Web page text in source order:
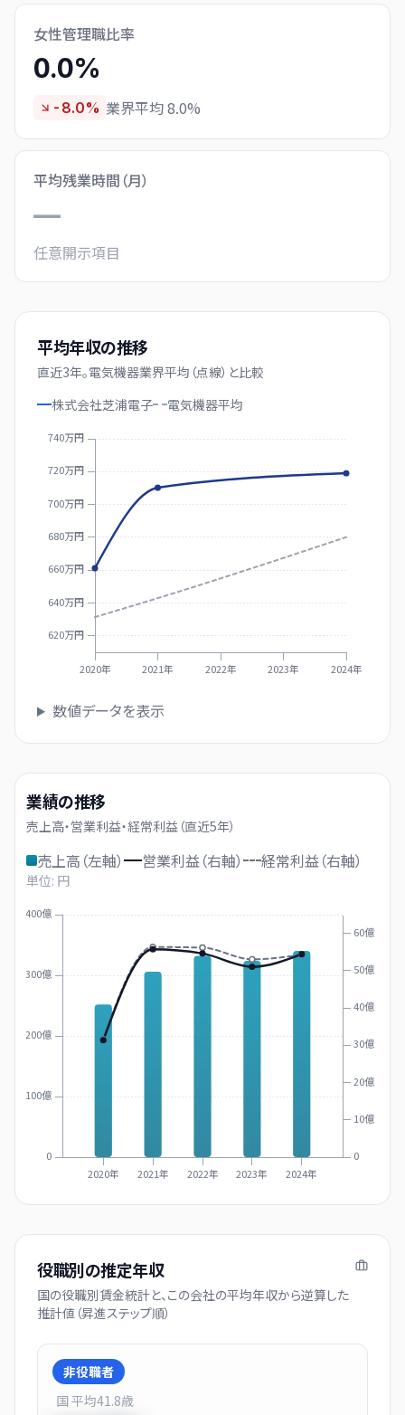
女性管理職比率
0.0%
-8.0% 業界平均 8.0%
平均残業時間（月）
—
任意開示項目
平均年収の推移
直近3年。電気機器業界平均（点線）と比較
株式会社芝浦電子
電気機器平均
620万円
640万円
660万円
680万円
700万円
720万円
740万円
2020年 2021年 2022年 2023年 2024年
数値データを表示
業績の推移
売上高・営業利益・経常利益（直近5年）
売上高（左軸） 営業利益（右軸） 経常利益（右軸）
単位: 円
0
100億
200億
300億
400億
0
10億
20億
30億
40億
50億
60億
2020年 2021年 2022年 2023年 2024年
役職別の推定年収
国の役職別賃金統計と、この会社の平均年収から逆算した
推計値（昇進ステップ順）
非役職者
国 平均41.8歳